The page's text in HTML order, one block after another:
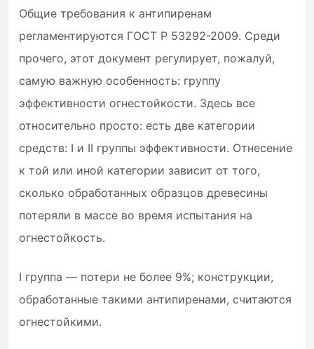
Общие требования к антипиренам
регламентируются ГОСТ Р 53292-2009. Среди
прочего, этот документ регулирует, пожалуй,
самую важную особенность: группу
эффективности огнестойкости. Здесь все
относительно просто: есть две категории
средств: I и II группы эффективности. Отнесение
к той или иной категории зависит от того,
сколько обработанных образцов древесины
потеряли в массе во время испытания на
огнестойкость.
I группа — потери не более 9%; конструкции,
обработанные такими антипиренами, считаются
огнестойкими.